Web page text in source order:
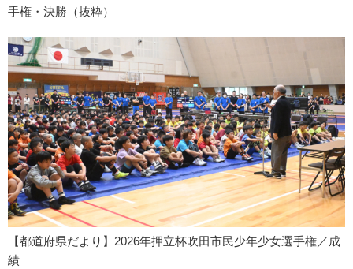
手権・決勝（抜粋）
【都道府県だより】2026年押立杯吹田市民少年少女選手権／成
績